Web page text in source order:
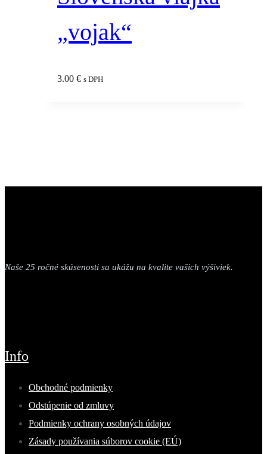
„vojak“
3.00 € s DPH
Naše 25 ročné skúsenosti sa ukážu na kvalite vašich výšiviek.
Info
Obchodné podmienky
Odstúpenie od zmluvy
Podmienky ochrany osobných údajov
Zásady používania súborov cookie (EÚ)